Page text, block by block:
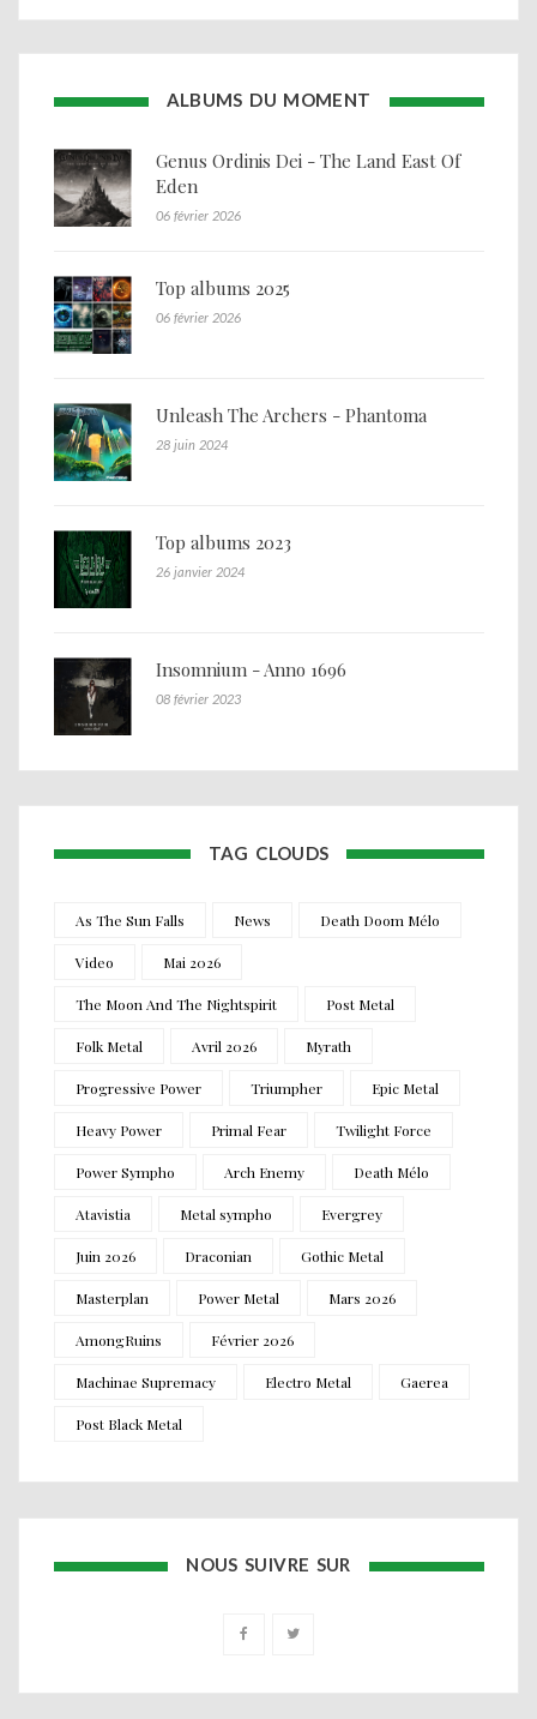
ALBUMS DU MOMENT
Genus Ordinis Dei - The Land East Of
Eden
06 février 2026
Top albums 2025
06 février 2026
Unleash The Archers - Phantoma
28 juin 2024
Top albums 2023
26 janvier 2024
Insomnium - Anno 1696
08 février 2023
TAG CLOUDS
As The Sun Falls News Death Doom Mélo
Video Mai 2026
The Moon And The Nightspirit Post Metal
Folk Metal Avril 2026 Myrath
Progressive Power Triumpher Epic Metal
Heavy Power Primal Fear Twilight Force
Power Sympho Arch Enemy Death Mélo
Atavistia Metal sympho Evergrey
Juin 2026 Draconian Gothic Metal
Masterplan Power Metal Mars 2026
AmongRuins Février 2026
Machinae Supremacy Electro Metal Gaerea
Post Black Metal
NOUS SUIVRE SUR